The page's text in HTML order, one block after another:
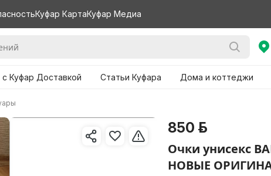
Куфар КартаКуфар Медиа
Куфар Доставкой Статьи Куфара Дома и коттеджи
850 р.
Очки унисекс
НОВЫЕ